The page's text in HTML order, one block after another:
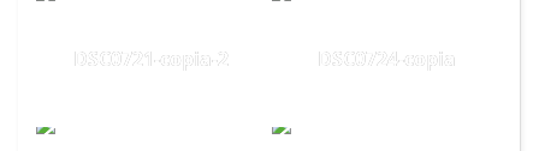
DSC0721-copia-2 DSC0724-copia